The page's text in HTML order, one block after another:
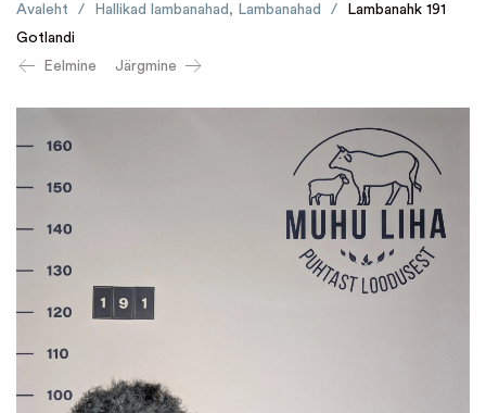
Avaleht / Hallikad lambanahad , Lambanahad /
Lambanahk 191
Gotlandi
Eelmine
Järgmine